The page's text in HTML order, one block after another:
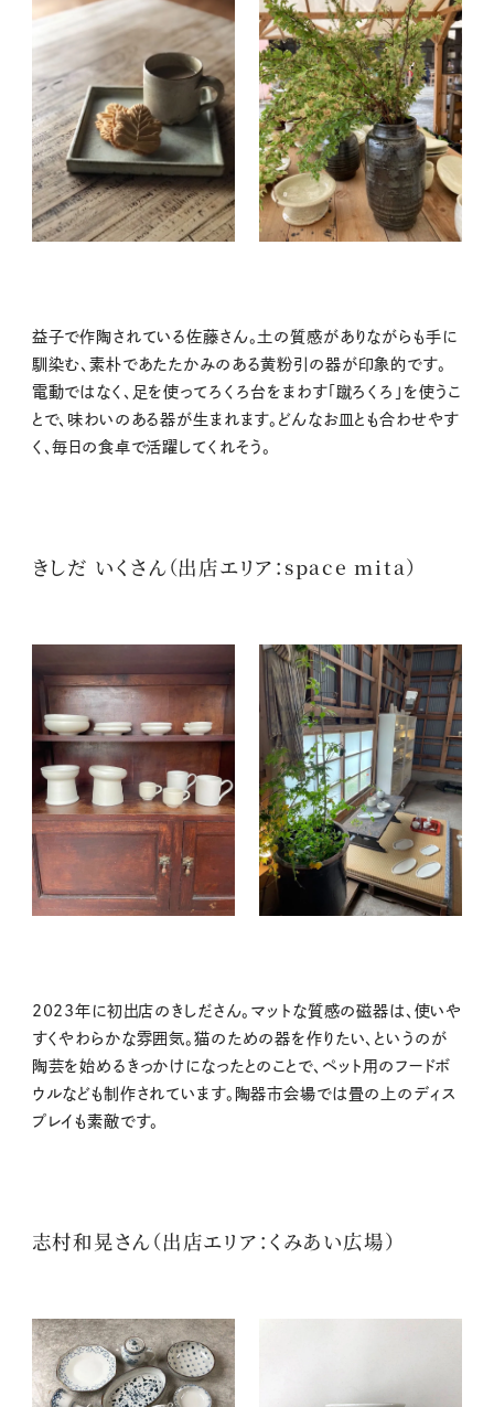
益子で作陶されている佐藤さん。土の質感がありながらも手に
馴染む、素朴であたたかみのある黄粉引の器が印象的です。
電動ではなく、足を使ってろくろ台をまわす「蹴ろくろ」を使うこ
とで、味わいのある器が生まれます。どんなお皿とも合わせやす
く、毎日の食卓で活躍してくれそう。
きしだ いくさん（出店エリア：space mita）
2023年に初出店のきしださん。マットな質感の磁器は、使いや
すくやわらかな雰囲気。猫のための器を作りたい、というのが
陶芸を始めるきっかけになったとのことで、ペット用のフードボ
ウルなども制作されています。陶器市会場では畳の上のディス
プレイも素敵です。
志村和晃さん（出店エリア：くみあい広場）